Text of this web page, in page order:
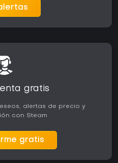
gratis
alertas de precio y
con Steam
gratis